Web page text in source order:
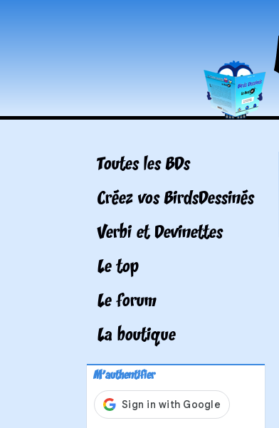
Toutes les BDs
Créez vos BirdsDessinés
Verbi et Devinettes
Le top
Le forum
La boutique
M'authentifier